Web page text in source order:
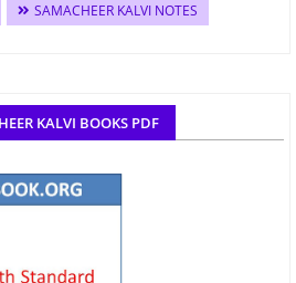
SAMACHEER KALVI NOTES
KALVI BOOKS PDF